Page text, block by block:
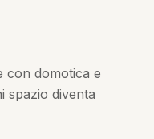
con domotica e
spazio diventa